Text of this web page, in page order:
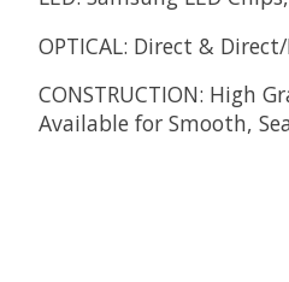
OPTICAL: Direct &
CONSTRUCTION: High
Available for Smooth,